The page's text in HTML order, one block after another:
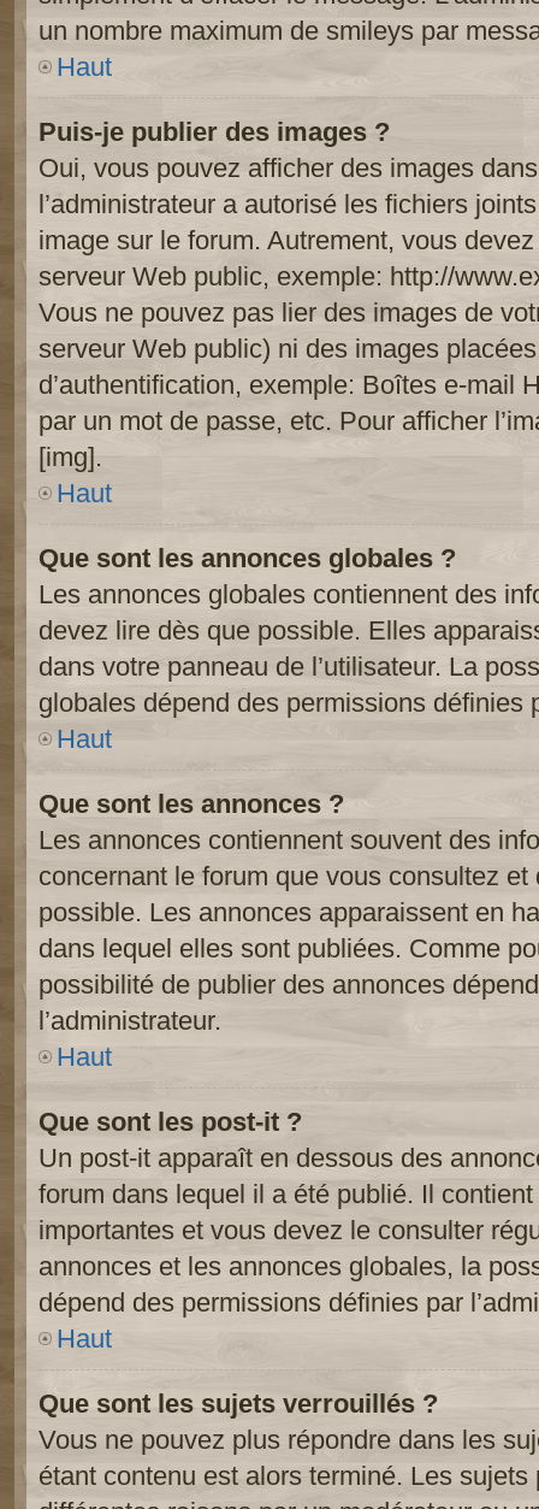
un nombre maximum de smileys par
Haut
Puis-je publier des images ?
Oui, vous pouvez afficher des images
l’administrateur a autorisé les fichiers
image sur le forum. Autrement, vous
serveur Web public, exemple: http://
Vous ne pouvez pas lier des images de
serveur Web public) ni des images
d’authentification, exemple: Boîtes e-mail
par un mot de passe, etc. Pour afficher
[img].
Haut
Que sont les annonces globales ?
Les annonces globales contiennent des
devez lire dès que possible. Elles
dans votre panneau de l’utilisateur. La
globales dépend des permissions définies
Haut
Que sont les annonces ?
Les annonces contiennent souvent des
concernant le forum que vous consultez
possible. Les annonces apparaissent en
dans lequel elles sont publiées. Comme
possibilité de publier des annonces
l’administrateur.
Haut
Que sont les post-it ?
Un post-it apparaît en dessous des
forum dans lequel il a été publié. Il
importantes et vous devez le consulter
annonces et les annonces globales, la
dépend des permissions définies par
Haut
Que sont les sujets verrouillés ?
Vous ne pouvez plus répondre dans les
étant contenu est alors terminé. Les